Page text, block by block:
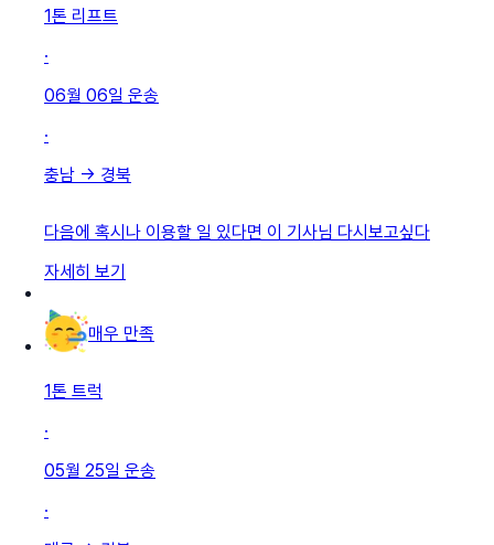
1톤 리프트
·
06월 06일 운송
·
충남 → 경북
다음에 혹시나 이용할 일 있다면 이 기사님 다시보고싶다
자세히 보기
매우 만족
1톤 트럭
·
05월 25일 운송
·